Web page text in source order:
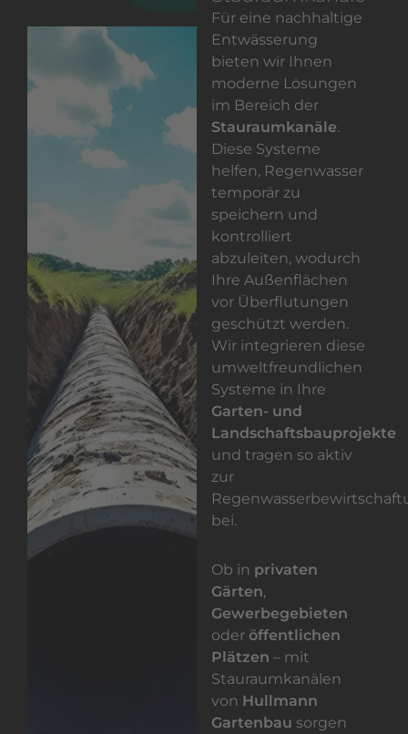
Für eine nachhaltige
Entwässerung
bieten wir Ihnen
moderne Lösungen
im Bereich der
Stauraumkanäle.
Diese Systeme
helfen, Regenwasser
temporär zu
speichern und
kontrolliert
abzuleiten, wodurch
Ihre Außenflächen
vor Überflutungen
geschützt werden.
Wir integrieren diese
umweltfreundlichen
Systeme in Ihre
Garten- und
Landschaftsbauprojekte
und tragen so aktiv
zur
bei.
Ob in privaten
Gärten,
Gewerbegebieten
oder öffentlichen
Plätzen – mit
Stauraumkanälen
von Hullmann
Gartenbau sorgen